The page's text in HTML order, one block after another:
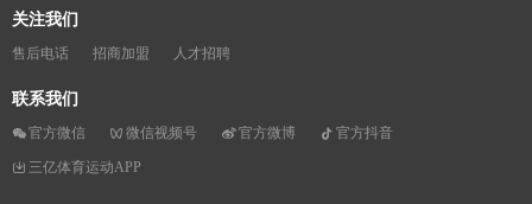
关注我们
售后电话 招商加盟 人才招聘
联系我们
官方微信 微信视频号 官方微博 官方抖音
三亿体育运动APP